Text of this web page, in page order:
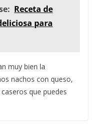
Receta de
para
muy bien la
nachos con queso,
que puedes